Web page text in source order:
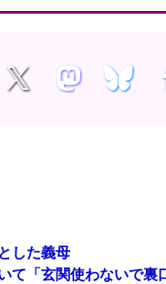
した義母
て「玄関使わないで裏